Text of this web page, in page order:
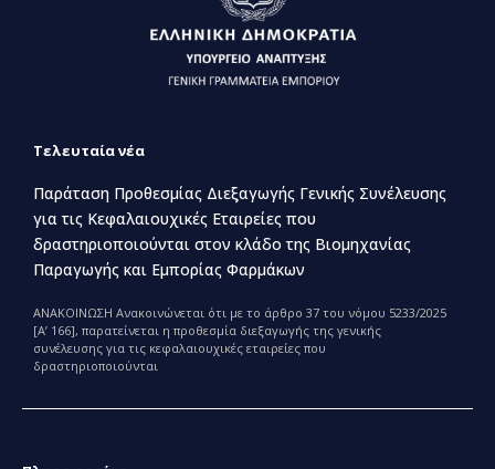
Τελευταία νέα
Παράταση Προθεσμίας Διεξαγωγής Γενικής Συνέλευσης
για τις Κεφαλαιουχικές Εταιρείες που
δραστηριοποιούνται στον κλάδο της Βιομηχανίας
Παραγωγής και Εμπορίας Φαρμάκων
ΑΝΑΚΟΙΝΩΣΗ Ανακοινώνεται ότι με το άρθρο 37 του νόμου 5233/2025
[Α’ 166], παρατείνεται η προθεσμία διεξαγωγής της γενικής
συνέλευσης για τις κεφαλαιουχικές εταιρείες που
δραστηριοποιούνται